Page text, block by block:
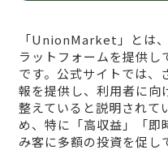
「UnionMarket」とは
ラットフォームを提供し
です。公式サイトでは、
報を提供し、利用者に向
整えていると説明されて
め、特に「高収益」「即
み客に多額の投資を促し